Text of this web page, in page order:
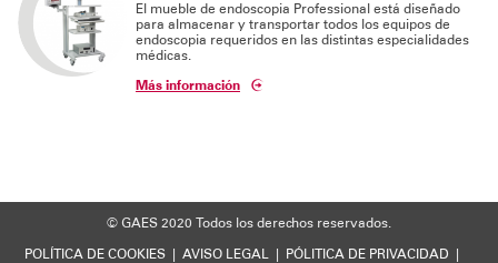
El mueble de endoscopia Professional está diseñado
para almacenar y transportar todos los equipos de
endoscopia requeridos en las distintas especialidades
médicas.
Más información
© GAES 2020 Todos los derechos reservados.
POLÍTICA DE COOKIES | AVISO LEGAL | PÓLITICA DE PRIVACIDAD |